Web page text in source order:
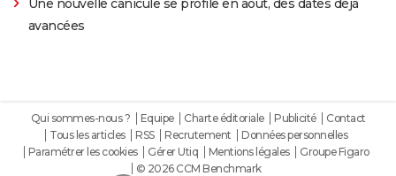
avancées
Qui sommes-nous ? Equipe Charte éditoriale Publicité
Contact
Tous les articles
RSS Recrutement
Données personnelles
Paramétrer les cookies
Gérer Utiq Mentions légales
Groupe Figaro
© 2026 CCM Benchmark